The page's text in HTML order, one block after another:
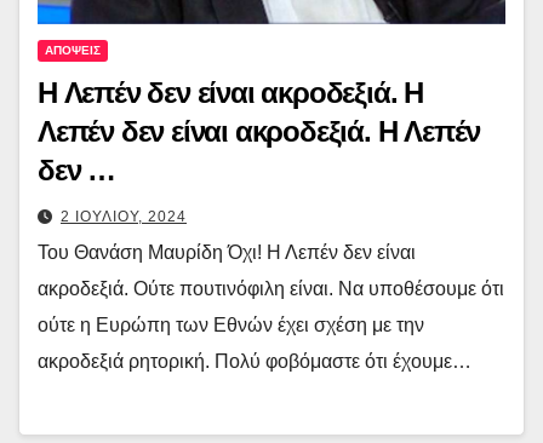
ΑΠΟΨΕΙΣ
Η Λεπέν δεν είναι ακροδεξιά. Η
Λεπέν δεν είναι ακροδεξιά. Η Λεπέν
δεν …
2 ΙΟΥΛΙΟΥ, 2024
Του Θανάση Μαυρίδη Όχι! Η Λεπέν δεν είναι
ακροδεξιά. Ούτε πουτινόφιλη είναι. Να υποθέσουμε ότι
ούτε η Ευρώπη των Εθνών έχει σχέση με την
ακροδεξιά ρητορική. Πολύ φοβόμαστε ότι έχουμε…